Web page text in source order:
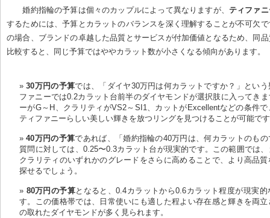
婚約指輪の予算は個々のカップルによって異なりますが、 ティファ
するためには、予算とカラットのバランスを深く理解することが不可欠
の場合、ブランドの卓越した品質とサービスが付加価値となるため、同
比較すると、同じ予算ではややカラット数が小さくなる傾向があります。
30万円の予算では、「ダイヤ30万円は何カラットですか？」とい
ファニーでは0.2カラット台前半のダイヤモンドが選択肢に入ってき
ーがG～H、クラリティがVS2～SI1、カットがExcellentなどの条件
ティファニーらしい美しい輝きを放つリングを見つけることが可能で
40万円の予算であれば、「婚約指輪の40万円は、何カラットのも
質問に対しては、0.25〜0.3カラット台が現実的です。この範囲では
クラリティのいずれかのグレードをさらに高めることで、より高品
探せるでしょう。
80万円の予算となると、0.4カラットから0.6カラット程度が現実
す。この価格帯では、日常使いにも適した程よい存在感と輝きを両
の取れたダイヤモンドが多く見られます。